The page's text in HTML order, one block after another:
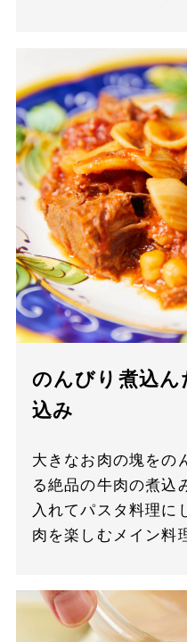
のんびり煮込
込み
大きなお肉の塊をの
る絶品の牛肉の煮込
入れてパスタ料理に
肉を楽しむメイン料